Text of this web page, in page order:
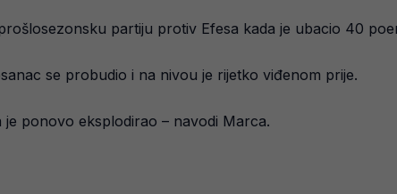
partiju protiv Efesa kada je ubacio 40
se probudio i na nivou je rijetko viđenom prije.
ponovo eksplodirao – navodi Marca.